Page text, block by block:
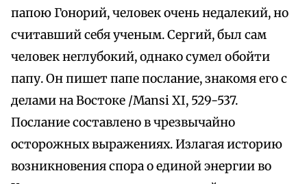
папою Гонорий, человек очень недалекий, но
считавший себя ученым. Сергий, был сам
человек неглубокий, однако сумел обойти
папу. Он пишет папе послание, знакомя его с
делами на Востоке /Mansi XI, 529-537.
Послание составлено в чрезвычайно
осторожных выражениях. Излагая историю
возникновения спора о единой энергии во